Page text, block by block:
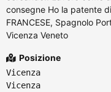
consegne Ho la patente
FRANCESE, Spagnolo
Vicenza Veneto
Posizione
Vicenza
Vicenza